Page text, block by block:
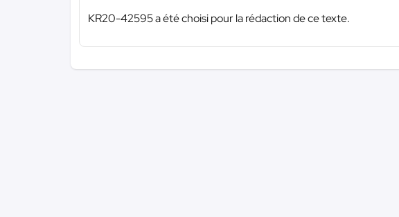
KR20-42595 a été choisi pour la rédaction de ce texte.